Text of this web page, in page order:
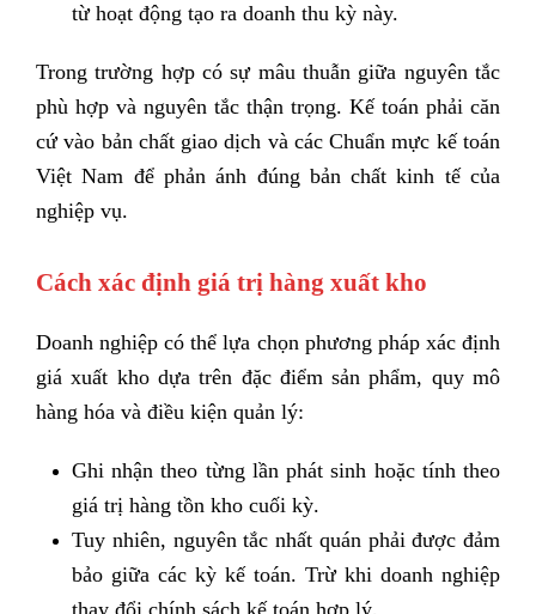
từ hoạt động tạo ra doanh thu kỳ này.
Trong trường hợp có sự mâu thuẫn giữa nguyên tắc
phù hợp và nguyên tắc thận trọng. Kế toán phải căn
cứ vào bản chất giao dịch và các Chuẩn mực kế toán
Việt Nam để phản ánh đúng bản chất kinh tế của
nghiệp vụ.
Cách xác định giá trị hàng xuất kho
Doanh nghiệp có thể lựa chọn phương pháp xác định
giá xuất kho dựa trên đặc điểm sản phẩm, quy mô
hàng hóa và điều kiện quản lý:
Ghi nhận theo từng lần phát sinh hoặc tính theo
giá trị hàng tồn kho cuối kỳ.
Tuy nhiên, nguyên tắc nhất quán phải được đảm
bảo giữa các kỳ kế toán. Trừ khi doanh nghiệp
thay đổi chính sách kế toán hợp lý.